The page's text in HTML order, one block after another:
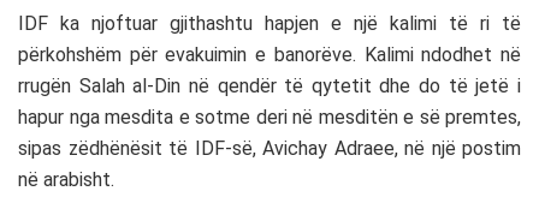
IDF ka njoftuar gjithashtu hapjen e një kalimi të ri të
përkohshëm për evakuimin e banorëve. Kalimi ndodhet në
rrugën Salah al-Din në qendër të qytetit dhe do të jetë i
hapur nga mesdita e sotme deri në mesditën e së premtes,
sipas zëdhënësit të IDF-së, Avichay Adraee, në një postim
në arabisht.